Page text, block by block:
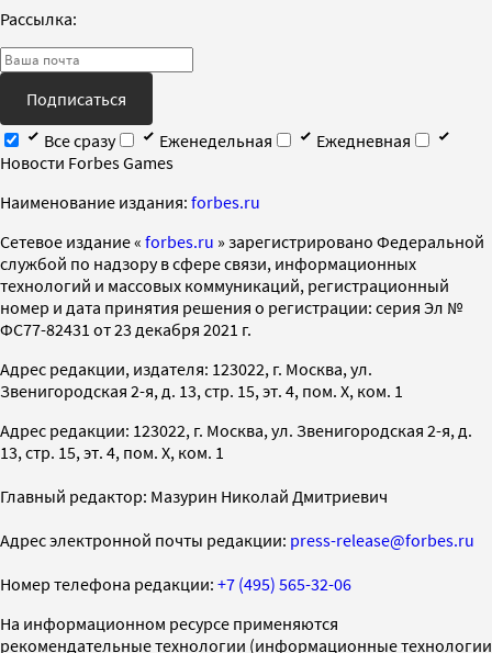
Рассылка:
Подписаться
Все сразу
Еженедельная
Ежедневная
Новости Forbes Games
Наименование издания: forbes.ru
Cетевое издание « forbes.ru » зарегистрировано Федеральной
службой по надзору в сфере связи, информационных
технологий и массовых коммуникаций, регистрационный
номер и дата принятия решения о регистрации: серия Эл №
ФС77-82431 от 23 декабря 2021 г.
Адрес редакции, издателя: 123022, г. Москва, ул.
Звенигородская 2-я, д. 13, стр. 15, эт. 4, пом. X, ком. 1
Адрес редакции: 123022, г. Москва, ул. Звенигородская 2-я, д.
13, стр. 15, эт. 4, пом. X, ком. 1
Главный редактор: Мазурин Николай Дмитриевич
Адрес электронной почты редакции: press-release@forbes.ru
Номер телефона редакции: +7 (495) 565-32-06
На информационном ресурсе применяются
рекомендательные технологии (информационные технологии